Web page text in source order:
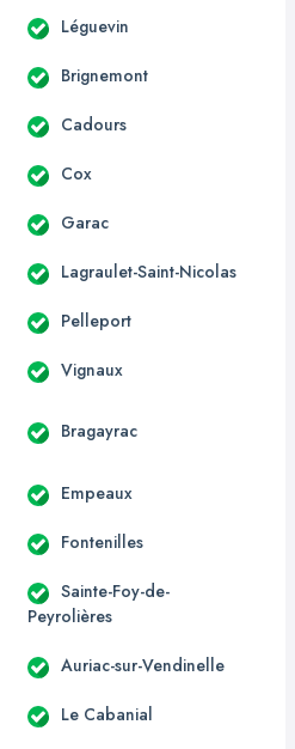
Léguevin
Brignemont
Cadours
Cox
Garac
Lagraulet-Saint-Nicolas
Pelleport
Vignaux
Bragayrac
Empeaux
Fontenilles
Sainte-Foy-de-
Peyrolières
Auriac-sur-Vendinelle
Le Cabanial